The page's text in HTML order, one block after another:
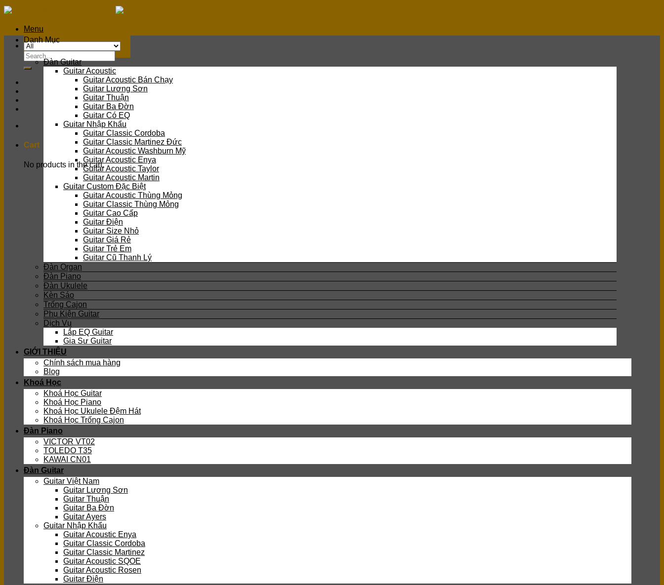
Skip
to
contentMenu
Search
for:
Cart
No products in the cart.
Danh Mục
Đàn Guitar
Guitar Acoustic
Guitar Acoustic Bán Chạy
Guitar Lương Sơn
Guitar Thuận
Guitar Ba Đờn
Guitar Có EQ
Guitar Nhập Khẩu
Guitar Classic Cordoba
Guitar Classic Martinez Đức
Guitar Acoustic Washburn Mỹ
Guitar Acoustic Enya
Guitar Acoustic Taylor
Guitar Acoustic Martin
Guitar Custom Đặc Biệt
Guitar Acoustic Thùng Mỏng
Guitar Classic Thùng Mỏng
Guitar Cao Cấp
Guitar Điện
Guitar Size Nhỏ
Guitar Giá Rẻ
Guitar Trẻ Em
Guitar Cũ Thanh Lý
Đàn Organ
Đàn Piano
Đàn Ukulele
Kèn Sáo
Trống Cajon
Phụ Kiện Guitar
Dịch Vụ
Lắp EQ Guitar
Gia Sư Guitar
GIỚI THIỆU
Chính sách mua hàng
Blog
Khoá Học
Khoá Học Guitar
Khoá Học Piano
Khoá Học Ukulele Đệm Hát
Khoá Học Trống Cajon
Đàn Piano
VICTOR VT02
TOLEDO T35
KAWAI CN01
Đàn Guitar
Guitar Việt Nam
Guitar Lương Sơn
Guitar Thuận
Guitar Ba Đờn
Guitar Ayers
Guitar Nhập Khẩu
Guitar Acoustic Enya
Guitar Classic Cordoba
Guitar Classic Martinez
Guitar Acoustic SQOE
Guitar Acoustic Rosen
Guitar Điện